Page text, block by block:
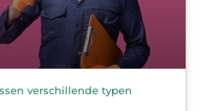
verschillende typen